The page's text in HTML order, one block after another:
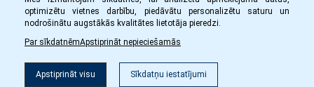
optimizētu vietnes darbību, piedāvātu personalizētu saturu un
nodrošinātu augstākās kvalitātes lietotāja pieredzi.
Par sīkdatnēmApstiprināt nepieciešamās
Apstiprināt visu Sīkdatņu iestatījumi